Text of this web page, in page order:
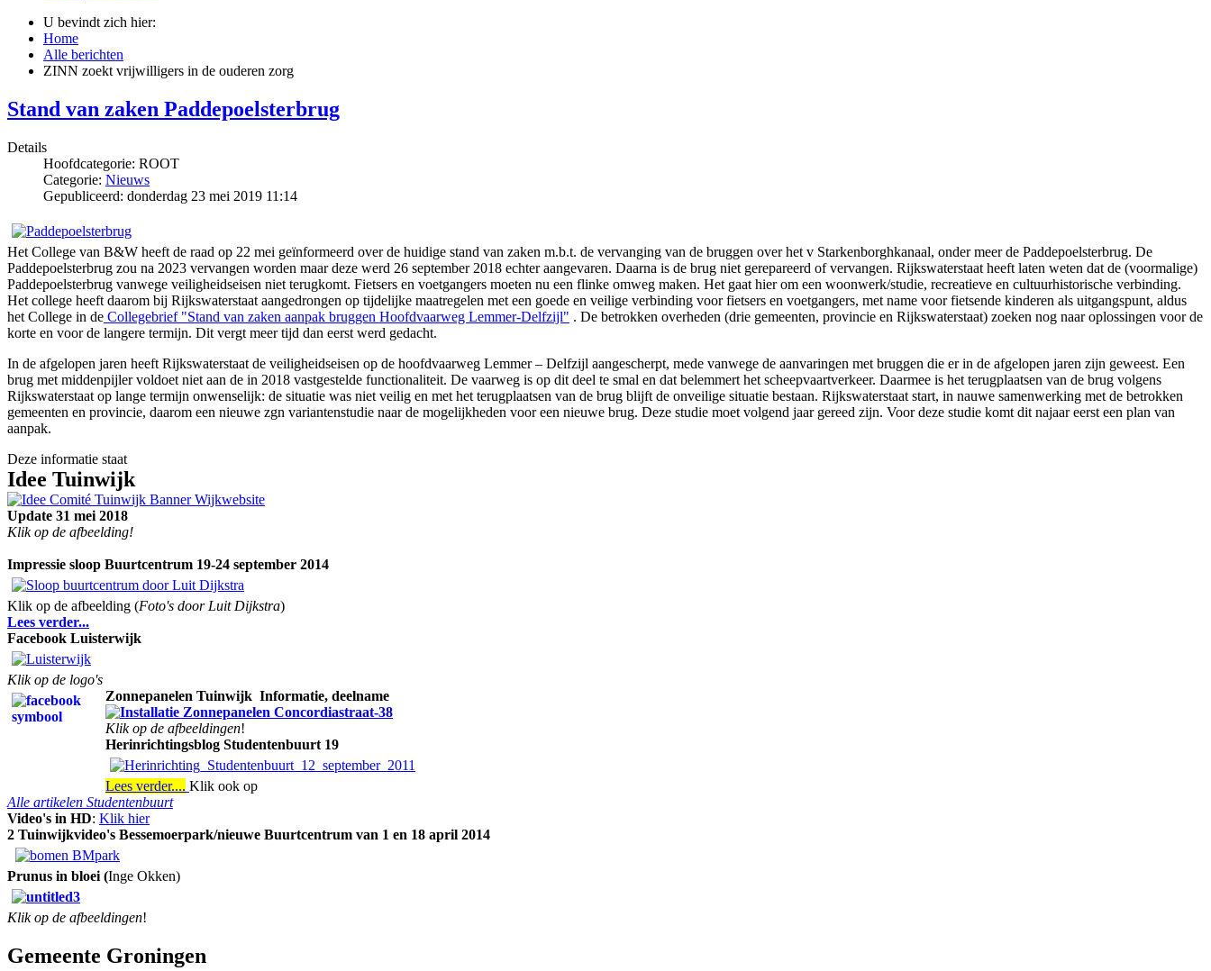
U bevindt zich hier:
Home
Alle berichten
ZINN zoekt vrijwilligers in de ouderen zorg
Stand van zaken Paddepoelsterbrug
Details
Hoofdcategorie: ROOT
Categorie: Nieuws
Gepubliceerd: donderdag 23 mei 2019 11:14
Het College van B&W heeft de raad op 22 mei geïnformeerd over de huidige stand van zaken m.b.t. de vervanging van de bruggen over het v Starkenborghkanaal, onder meer de Paddepoelsterbrug. De
Paddepoelsterbrug zou na 2023 vervangen worden maar deze werd 26 september 2018 echter aangevaren. Daarna is de brug niet gerepareerd of vervangen. Rijkswaterstaat heeft laten weten dat de (voormalige)
Paddepoelsterbrug vanwege veiligheidseisen niet terugkomt. Fietsers en voetgangers moeten nu een flinke omweg maken. Het gaat hier om een woonwerk/studie, recreatieve en cultuurhistorische verbinding.
Het college heeft daarom bij Rijkswaterstaat aangedrongen op tijdelijke maatregelen met een goede en veilige verbinding voor fietsers en voetgangers, met name voor fietsende kinderen als uitgangspunt, aldus
het College in de Collegebrief "Stand van zaken aanpak bruggen Hoofdvaarweg Lemmer-Delfzijl" . De betrokken overheden (drie gemeenten, provincie en Rijkswaterstaat) zoeken nog naar oplossingen voor de
korte en voor de langere termijn. Dit vergt meer tijd dan eerst werd gedacht.
In de afgelopen jaren heeft Rijkswaterstaat de veiligheidseisen op de hoofdvaarweg Lemmer – Delfzijl aangescherpt, mede vanwege de aanvaringen met bruggen die er in de afgelopen jaren zijn geweest. Een
brug met middenpijler voldoet niet aan de in 2018 vastgestelde functionaliteit. De vaarweg is op dit deel te smal en dat belemmert het scheepvaartverkeer. Daarmee is het terugplaatsen van de brug volgens
Rijkswaterstaat op lange termijn onwenselijk: de situatie was niet veilig en met het terugplaatsen van de brug blijft de onveilige situatie bestaan. Rijkswaterstaat start, in nauwe samenwerking met de betrokken
gemeenten en provincie, daarom een nieuwe zgn variantenstudie naar de mogelijkheden voor een nieuwe brug. Deze studie moet volgend jaar gereed zijn. Voor deze studie komt dit najaar eerst een plan van
aanpak.
Deze informatie staat
Idee Tuinwijk
Update 31 mei 2018
Klik op de afbeelding!
Impressie sloop Buurtcentrum 19-24 september 2014
Klik op de afbeelding (Foto's door Luit Dijkstra)
Lees verder...
Facebook Luisterwijk
Klik op de logo's
Zonnepanelen Tuinwijk Informatie, deelname
Klik op de afbeeldingen!
Herinrichtingsblog Studentenbuurt 19
Lees verder.... Klik ook op
Alle artikelen Studentenbuurt
Video's in HD: Klik hier
2 Tuinwijkvideo's Bessemoerpark/nieuwe Buurtcentrum van 1 en 18 april 2014
Prunus in bloei (Inge Okken)
Klik op de afbeeldingen!
Gemeente Groningen